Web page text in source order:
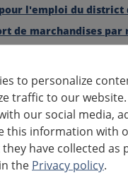
l'emploi du district
de marchandises par
des denrées
courtier
commerce itinérant
construire
polluer
to personalize
traffic to our
our social media,
this information with
have collected as
the Privacy policy.